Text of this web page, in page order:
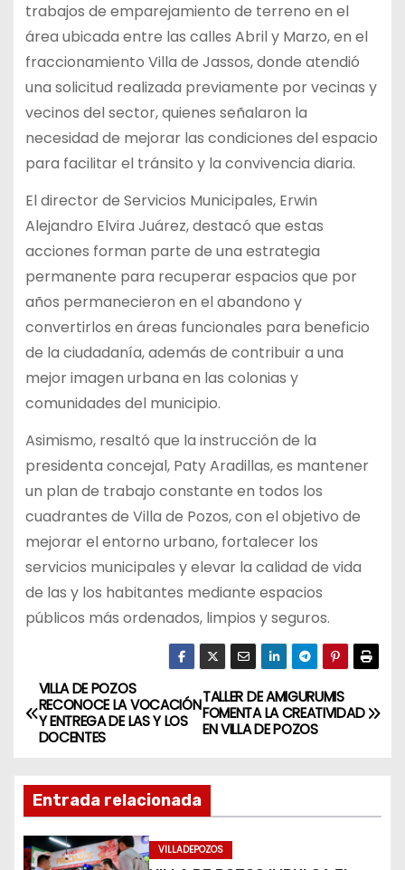
trabajos de emparejamiento de terreno en el
área ubicada entre las calles Abril y Marzo, en el
fraccionamiento Villa de Jassos, donde atendió
una solicitud realizada previamente por vecinas y
vecinos del sector, quienes señalaron la
necesidad de mejorar las condiciones del espacio
para facilitar el tránsito y la convivencia diaria.
El director de Servicios Municipales, Erwin
Alejandro Elvira Juárez, destacó que estas
acciones forman parte de una estrategia
permanente para recuperar espacios que por
años permanecieron en el abandono y
convertirlos en áreas funcionales para beneficio
de la ciudadanía, además de contribuir a una
mejor imagen urbana en las colonias y
comunidades del municipio.
Asimismo, resaltó que la instrucción de la
presidenta concejal, Paty Aradillas, es mantener
un plan de trabajo constante en todos los
cuadrantes de Villa de Pozos, con el objetivo de
mejorar el entorno urbano, fortalecer los
servicios municipales y elevar la calidad de vida
de las y los habitantes mediante espacios
públicos más ordenados, limpios y seguros.
N
a
e
g
TALLER DE AMIGURUMIS
FOMENTA LA CREATIVIDAD
EN VILLA DE POZOS
VILLA DE POZOS
RECONOCE LA VOCACIÓN
Y ENTREGA DE LAS Y LOS
DOCENTES
Entrada relacionada
VILLADEPOZOS